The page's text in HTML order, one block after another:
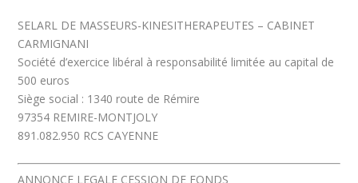
SELARL DE MASSEURS-KINESITHERAPEUTES – CABINET
CARMIGNANI
Société d’exercice libéral à responsabilité limitée au capital de
500 euros
Siège social : 1340 route de Rémire
97354 REMIRE-MONTJOLY
891.082.950 RCS CAYENNE
ANNONCE LEGALE CESSION DE FONDS